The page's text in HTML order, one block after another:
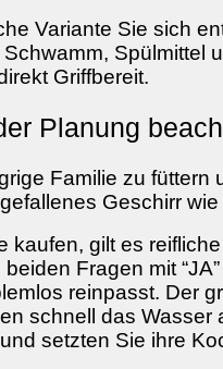
Variante Sie sich
Spülmittel
Griffbereit.
Planung
Familie zu
Geschirr
kaufen, gilt es
Fragen mit
reinpasst. Der
schnell das
setzten Sie ihre